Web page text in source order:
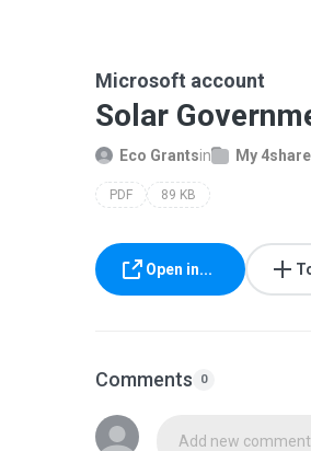
Microsoft account
Solar
Eco Grantsin My
PDF 89 KB
Open in...
Comments 0
Add new comment